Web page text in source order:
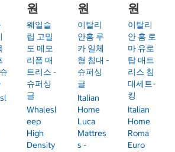
원
웨일슬
립 고밀
도 메모
리폼 매
트리스 -
슈퍼싱
글
Whalesl
Eep
High
Density
원
이탈리
안홈 루
카 일체
형 침대 -
슈퍼싱
글
Italian
Home
Luca
Mattres
S -
원
이탈리
안 홈 로
마 유로
탑 매트
리스 침
대세트-
킹
Italian
Home
Roma
Euro